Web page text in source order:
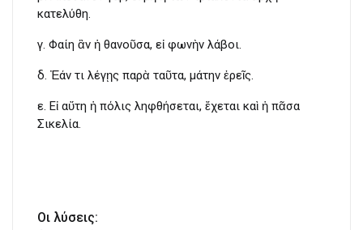
κατελύθη.
γ. Φαίη ἂν ἡ θανοῦσα, εἰ φωνὴν λάβοι.
δ. Ἐάν τι λέγῃς παρὰ ταῦτα, μάτην ἐρεῖς.
ε. Εἰ αὕτη ἡ πόλις ληφθήσεται, ἔχεται καὶ ἡ πᾶσα
Σικελία.
Οι λύσεις: